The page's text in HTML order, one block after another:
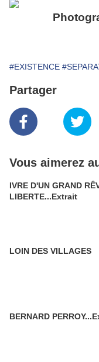
#EXISTENCE
Partager
Vous aimerez
IVRE D'UN GRAND
LIBERTE...Extrait
LOIN DES VILLAGES
BERNARD